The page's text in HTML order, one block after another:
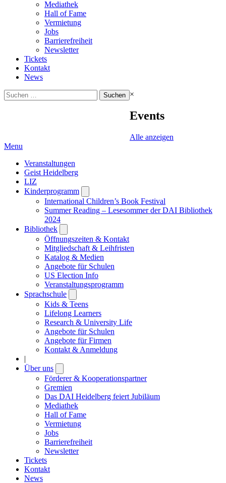
Mediathek
Hall of Fame
Vermietung
Jobs
Barrierefreiheit
Newsletter
Tickets
Kontakt
News
Suchen
nach:
×
Events
Alle anzeigen
Menu
Veranstaltungen
Geist Heidelberg
LIZ
Kinderprogramm
submenu
International Children’s Book Festival
Summer Reading – Lesesommer der DAI Bibliothek
2024
Bibliothek
submenu
Öffnungszeiten & Kontakt
Mitgliedschaft & Leihfristen
Katalog & Medien
Angebote für Schulen
US Election Info
Veranstaltungsprogramm
Sprachschule
submenu
Kids & Teens
Lifelong Learners
Research & University Life
Angebote für Schulen
Angebote für Firmen
Kontakt & Anmeldung
|
Über uns
submenu
Förderer & Kooperationspartner
Gremien
Das DAI Heidelberg feiert Jubiläum
Mediathek
Hall of Fame
Vermietung
Jobs
Barrierefreiheit
Newsletter
Tickets
Kontakt
News